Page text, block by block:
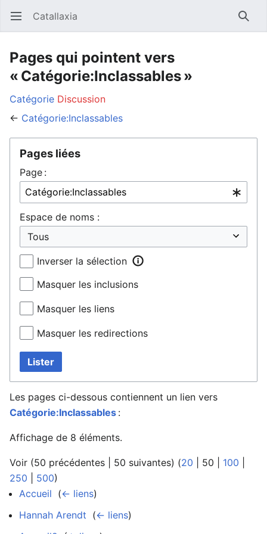
Ouvrir le menu principal Catallaxia
Pages qui pointent vers
« Catégorie:Inclassables »
Catégorie Discussion
← Catégorie:Inclassables
Pages liées
Page :
Espace de noms :
Inverser la sélection
Masquer les inclusions
Masquer les liens
Masquer les redirections
Lister
Les pages ci-dessous contiennent un lien vers
Catégorie:Inclassables :
Affichage de 8 éléments.
Voir (50 précédentes 50 suivantes) (20 50 100
250
500)
Accueil (← liens)
Hannah Arendt (← liens)